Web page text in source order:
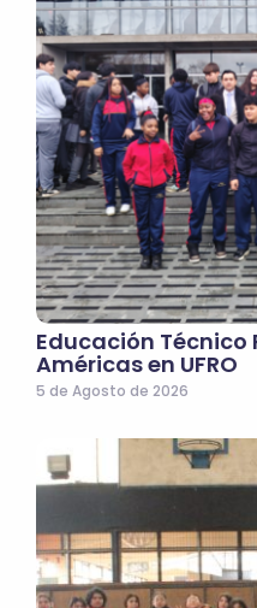
Educación Técnico
Américas en UFRO
5 de Agosto de 2026